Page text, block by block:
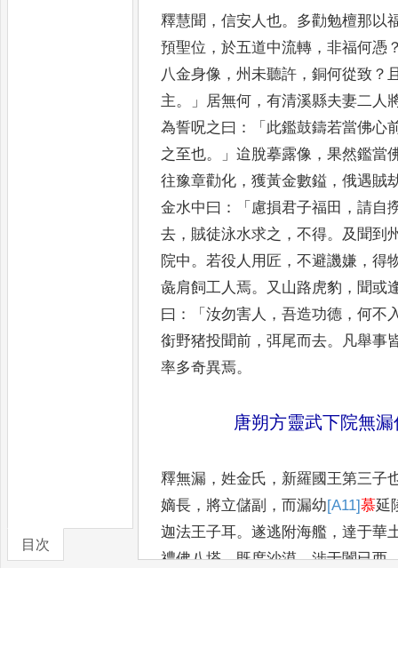
目次
釋慧聞 ，信安人也。 多勸勉檀那以
預聖位 ，於五道中流轉 ，非福何憑
八金身像 ，州未聽許 ，銅何從致 ？
主。」 居無何 ，有清溪縣夫妻二人
為誓呪之曰 ：「 此鑑鼓鑄若當佛心
之至也。」迨脫摹露像 ，果然鑑當
往豫章勸化 ，獲黃金數鎰 ，俄遇賊
金水中曰 ：「 慮損君子福田 ，請自
去 ， 賊徒泳水求之 ，不得。
及聞到
院中 。 若役人用 匠 ，不避譏嫌 ，得
彘肩飼工人焉。 又山路虎豹 ， 聞或
曰 ：「汝勿害人 ，吾造功德 ，何不
銜野猪投聞前 ，弭尾而去。 凡舉事
率多奇異焉。
唐朔方靈武下院無漏
釋無漏 ，姓金氏 ， 新羅國王第三子
嫡長 ， 將立儲副 ，而漏幼[A11]慕延
迦法王子耳。遂逃附海艦 ，達于華
禮佛八塔。既度沙漠，涉于闐已西